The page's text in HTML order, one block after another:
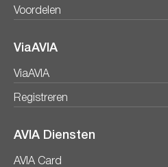
Voordelen
ViaAVIA
ViaAVIA
Registreren
AVIA Diensten
AVIA Card